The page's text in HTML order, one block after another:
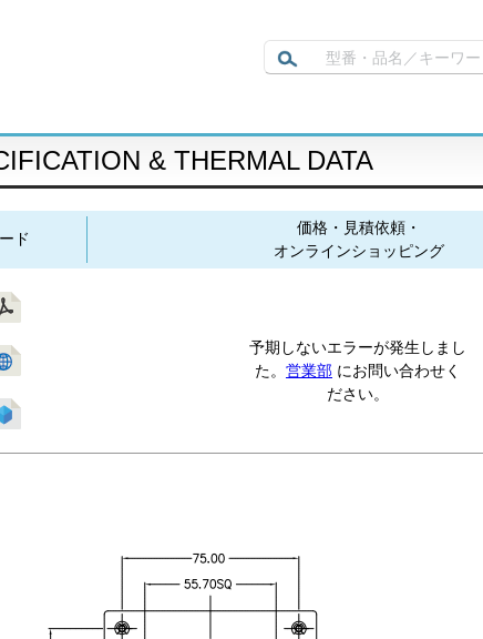
& THERMAL DATA
ド
価格・見積依頼・
オンラインショッピング
予期しないエラーが発生しまし
た。 営業部 にお問い合わせく
ださい。